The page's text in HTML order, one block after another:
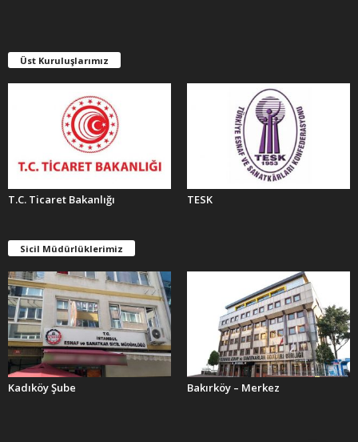
E
R
Üst Kuruluşlarımız
T.C. Ticaret Bakanlığı TESK
Sicil Müdürlüklerimiz
Kadıköy Şube Bakırköy – Merkez